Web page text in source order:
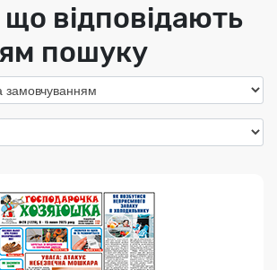
відповідають
пошуку